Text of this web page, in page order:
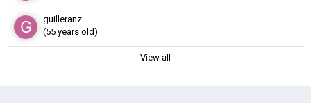
guilleranz
(55 years old)
View all